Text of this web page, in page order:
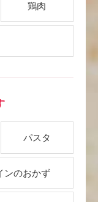
鶏肉
パスタ
ンのおかず